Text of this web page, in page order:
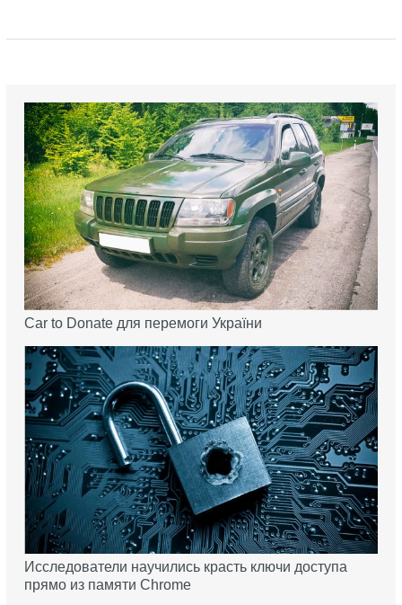
Car to Donate для перемоги України
Исследователи научились красть ключи доступа
прямо из памяти Chrome